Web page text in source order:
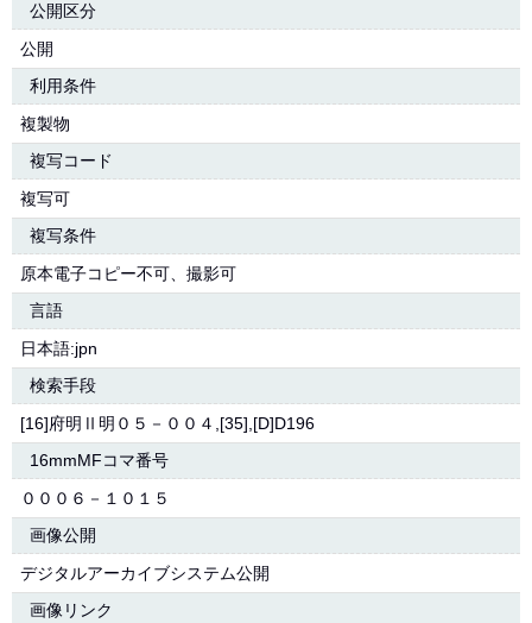
公開区分
公開
利用条件
複製物
複写コード
複写可
複写条件
原本電子コピー不可、撮影可
言語
日本語:jpn
検索手段
[16]府明Ⅱ明０５－００４,[35],[D]D196
16mmMFコマ番号
０００６－１０１５
画像公開
デジタルアーカイブシステム公開
画像リンク